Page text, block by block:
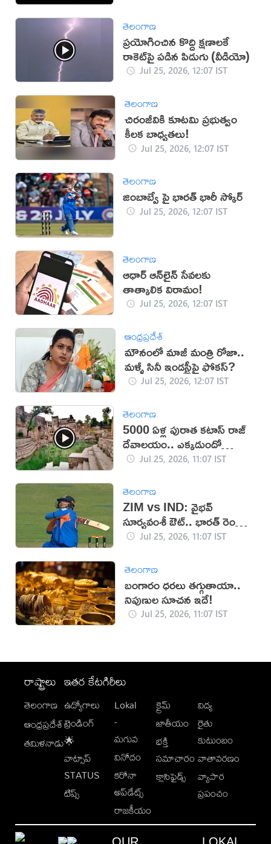
తెలంగాణ
ప్రయోగించిన కొద్ది క్షణాలకే
రాకెట్‌పై పడిన పిడుగు (వీడియో)
Jul 25, 2026, 12:07 IST
తెలంగాణ
చిరంజీవికి కూటమి ప్రభుత్వం
కీలక బాధ్యతలు!
Jul 25, 2026, 12:07 IST
తెలంగాణ
జింబాబ్వే పై భారత్ భారీ స్కోర్
Jul 25, 2026, 12:07 IST
తెలంగాణ
ఆధార్ ఆన్‌లైన్ సేవలకు
తాత్కాలిక విరామం!
Jul 25, 2026, 12:07 IST
ఆంధ్రప్రదేశ్
మౌనంలో మాజీ మంత్రి రోజా..
మళ్ళీ సినీ ఇండస్ట్రీపై ఫోకస్?
Jul 25, 2026, 12:07 IST
తెలంగాణ
5000 ఏళ్ల పురాత కటాస్ రాజ్
దేవాలయం.. ఎక్కడుందో
తెలుసా?
Jul 25, 2026, 11:07 IST
తెలంగాణ
ZIM vs IND: వైభవ్
సూర్యవంశీ ఔట్.. భారత్ రెండో
వికెట్Jul 25, 2026, 11:07 IST
తెలంగాణ
బంగారం ధరలు తగ్గుతాయా..
నిపుణుల సూచన ఇదే!
Jul 25, 2026, 11:07 IST
రాష్ట్రాలు
తెలంగాణ
ఆంధ్రప్రదేశ్
తమిళనాడు
ఇతర కేటగిరీలు
ఉద్యోగాలు
ట్రెండింగ్
🌟
వాట్సాప్
STATUS
టిప్స్
Lokal
-
మగువ
వినోదం
కరోనా
అప్‌డేట్స్
రాజకీయం
క్రైమ్
జాతీయం
భక్తి
సమాచారం
క్లాసిఫైడ్స్
విద్య
రైతు
కుటుంబం
వాతావరణం
వ్యాపార
ప్రపంచం